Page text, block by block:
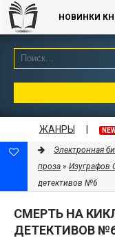
НОВИНКИ
ЖАНРЫ
Электронная
проза » Изуграфов
детективов №6
СМЕРТЬ НА
ДЕТЕКТИВОВ